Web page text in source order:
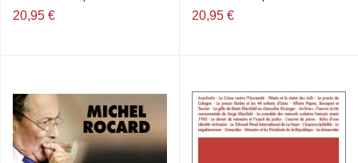
20,95 € 20,95 €